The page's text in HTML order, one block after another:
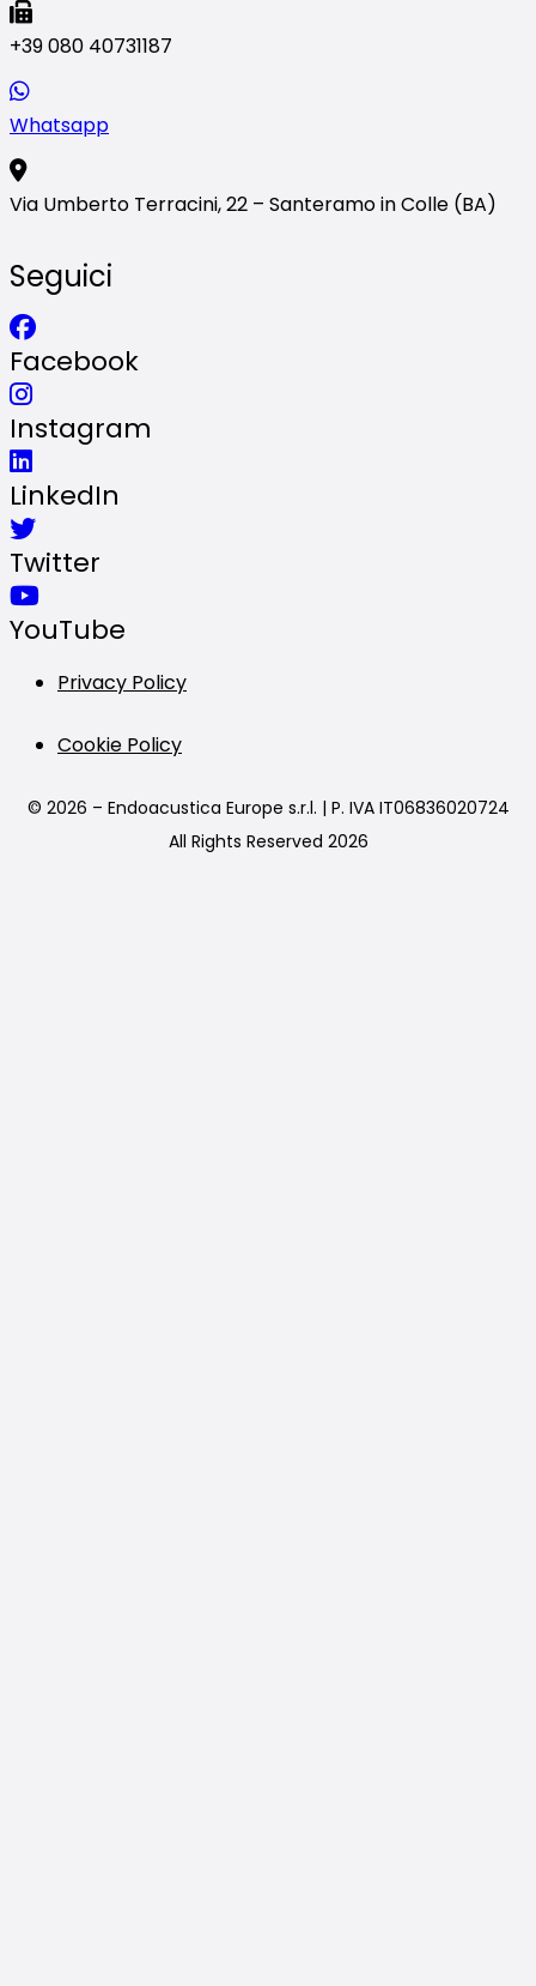
+39 080 40731187
Whatsapp
Via Umberto Terracini, 22 – Santeramo in Colle (BA)
Seguici
Facebook
Instagram
LinkedIn
Twitter
YouTube
Privacy Policy
Cookie Policy
© 2026 – Endoacustica Europe s.r.l. | P. IVA IT06836020724
All Rights Reserved 2026